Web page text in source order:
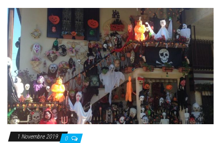
1 Novembre 2019 0